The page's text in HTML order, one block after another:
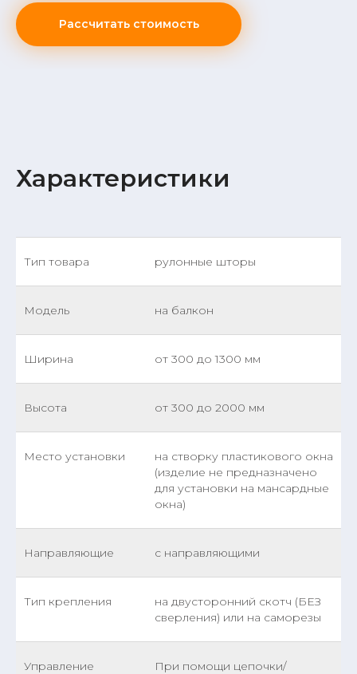
Рассчитать стоимость
Характеристики
Тип товара рулонные шторы
Модель на балкон
Ширина от 300 до 1300 мм
Высота от 300 до 2000 мм
Место установки
на створку пластикового окна
(изделие не предназначено
для установки на мансардные
окна)
Направляющие с направляющими
Тип крепления
на двусторонний скотч (БЕЗ
сверления) или на саморезы
Управление
При помощи цепочки/